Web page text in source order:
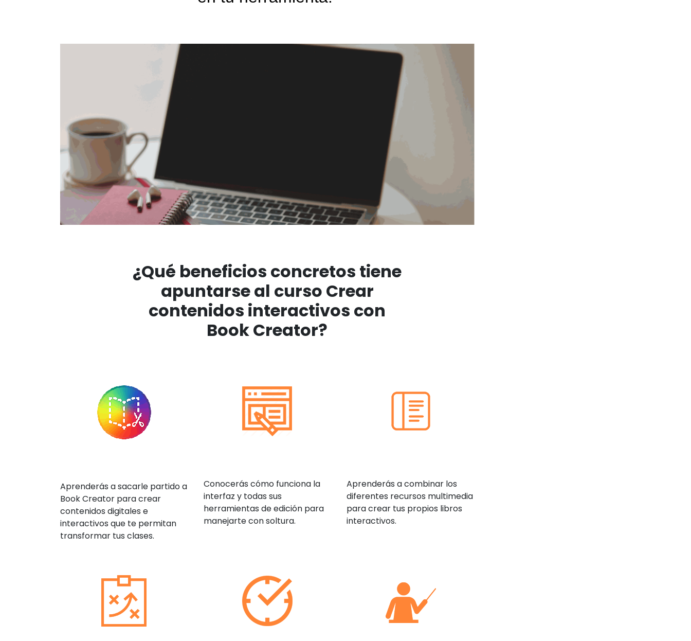
¿Qué beneficios concretos tiene
apuntarse al curso Crear
contenidos interactivos con
Book Creator?
Aprenderás a sacarle partido a
Book Creator para crear
contenidos digitales e
interactivos que te permitan
transformar tus clases.
Conocerás cómo funciona la
interfaz y todas sus
herramientas de edición para
manejarte con soltura.
Aprenderás a combinar los
diferentes recursos multimedia
para crear tus propios libros
interactivos.